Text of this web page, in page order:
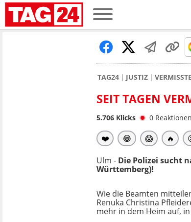
TAG24 JUSTIZ
SEIT TAGEN
5.706 Klicks 0 Reaktionen
❤️ 😂 😱 🔥
Ulm - Die Polizei sucht
Württemberg)!
Wie die Beamten
Renuka Christina
mehr in dem Heim auf,